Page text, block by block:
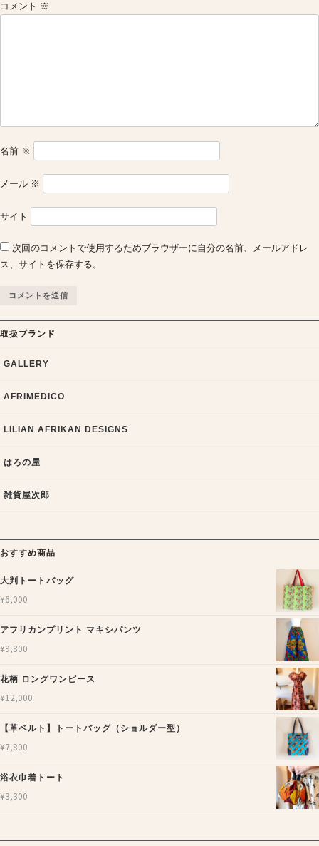
コメント ※
名前 ※
メール ※
サイト
次回のコメントで使用するためブラウザーに自分の名前、メールアドレ
ス、サイトを保存する。
取扱ブランド
GALLERY
AFRIMEDICO
LILIAN AFRIKAN DESIGNS
はろの屋
雑貨屋次郎
おすすめ商品
大判トートバッグ
¥6,000
アフリカンプリント マキシパンツ
¥9,800
花柄 ロングワンピース
¥12,000
【革ベルト】トートバッグ（ショルダー型）
¥7,800
浴衣巾着トート
¥3,300